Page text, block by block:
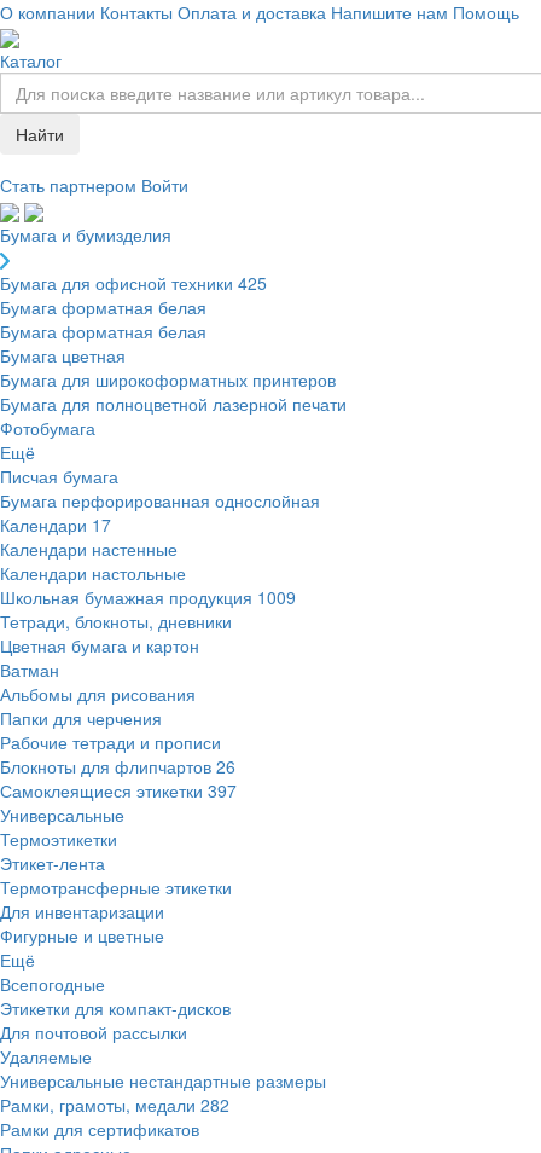
О компании Контакты Оплата и доставка Напишите нам Помощь
Каталог
Найти
Стать партнером Войти
Бумага и бумизделия
Бумага для офисной техники 425
Бумага форматная белая
Бумага форматная белая
Бумага цветная
Бумага для широкоформатных принтеров
Бумага для полноцветной лазерной печати
Фотобумага
Ещё
Писчая бумага
Бумага перфорированная однослойная
Календари 17
Календари настенные
Календари настольные
Школьная бумажная продукция 1009
Тетради, блокноты, дневники
Цветная бумага и картон
Ватман
Альбомы для рисования
Папки для черчения
Рабочие тетради и прописи
Блокноты для флипчартов 26
Самоклеящиеся этикетки 397
Универсальные
Термоэтикетки
Этикет-лента
Термотрансферные этикетки
Для инвентаризации
Фигурные и цветные
Ещё
Всепогодные
Этикетки для компакт-дисков
Для почтовой рассылки
Удаляемые
Универсальные нестандартные размеры
Рамки, грамоты, медали 282
Рамки для сертификатов